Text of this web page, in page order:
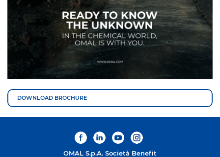
DOWNLOAD BROCHURE
OMAL S.p.A. Società Benefit